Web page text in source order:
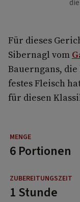
Für dieses
Sibernagl vom
Bauerngans,
festes Fleisch
für diesen
6 Portionen
1 Stunde